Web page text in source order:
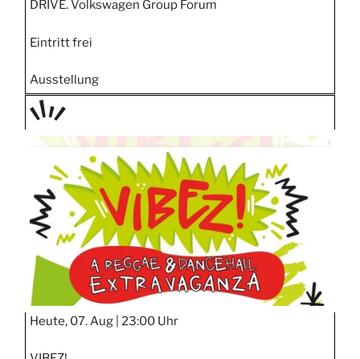
DRIVE. Volkswagen Group Forum
Eintritt frei
Ausstellung
TAGE
Heute, 07. Aug | 23:00 Uhr